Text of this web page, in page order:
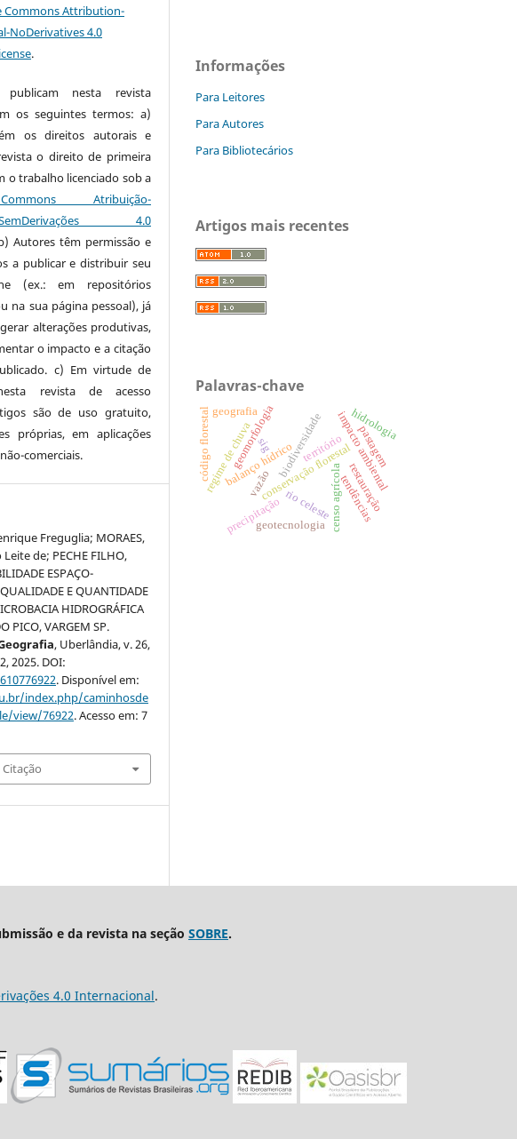
Commons Attribution-
NoDerivatives 4.0
.
nesta revista
os seguintes termos: a)
os direitos autorais e
o direito de primeira
o trabalho licenciado sob a
Atribuição-
SemDerivações 4.0
Autores têm permissão e
a publicar e distribuir seu
(ex.: em repositórios
na sua página pessoal), já
alterações produtivas,
o impacto e a citação
c) Em virtude de
revista de acesso
são de uso gratuito,
próprias, em aplicações
comerciais.
Freguglia; MORAES,
de; PECHE FILHO,
ESPAÇO-
E QUANTIDADE
HIDROGRÁFICA
PICO, VARGEM SP.
, Uberlândia, v. 26,
2025. DOI:
. Disponível em:
index.php/caminhosde
view/76922. Acesso em: 7
Informações
Para Leitores
Para Autores
Para Bibliotecários
Artigos mais recentes
Palavras-chave
conservação florestalimpacto ambiental
censo agrícola
biodiversidade
rio celeste tendências
precipitação
vazão
balanço hídrico
geomorfologia hidrologia
regime de chuva território
restauração
pastagem
código florestalgeografia
geotecnologia
sig
e da revista na seção SOBRE.
4.0 Internacional.